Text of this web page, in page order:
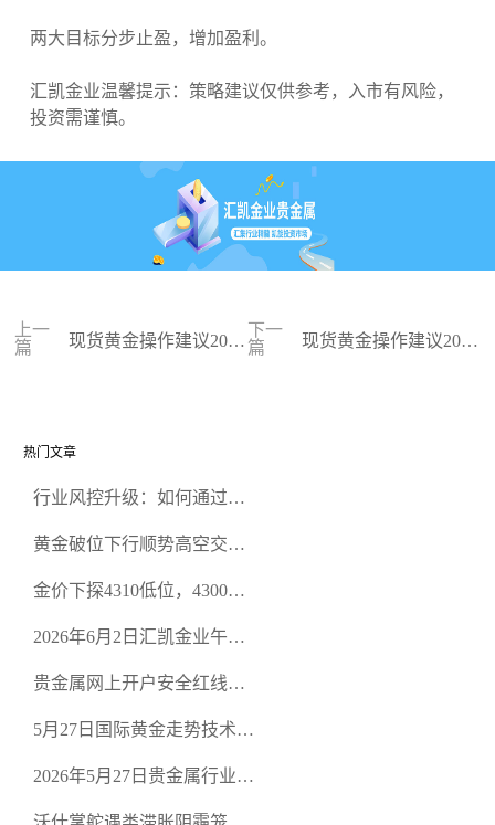
两大目标分步止盈，增加盈利。
汇凯金业温馨提示：策略建议仅供参考，入市有风险，
投资需谨慎。
上一
篇
现货黄金操作建议2024
下一
篇
现货黄金操作建议2024
热门文章
行业风控升级：如何通过正
规黄金开户交易平台？
黄金破位下行顺势高空交易
金价下探4310低位，4300关
2026年6月2日汇凯金业午盘
空头清算算法如何布防？
贵金属网上开户安全红线：
恶意洗盘陷阱
5月27日国际黄金走势技术盘
规黄金平台全方位行情解析
2026年5月27日贵金属行业新